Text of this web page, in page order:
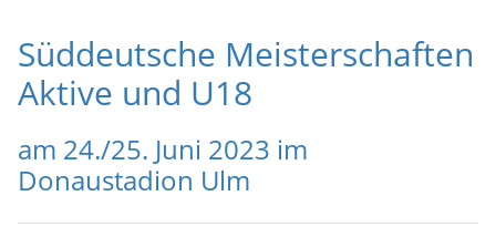
Süddeutsche Meisterschaften
Aktive und U18
am 24./25. Juni 2023 im
Donaustadion Ulm